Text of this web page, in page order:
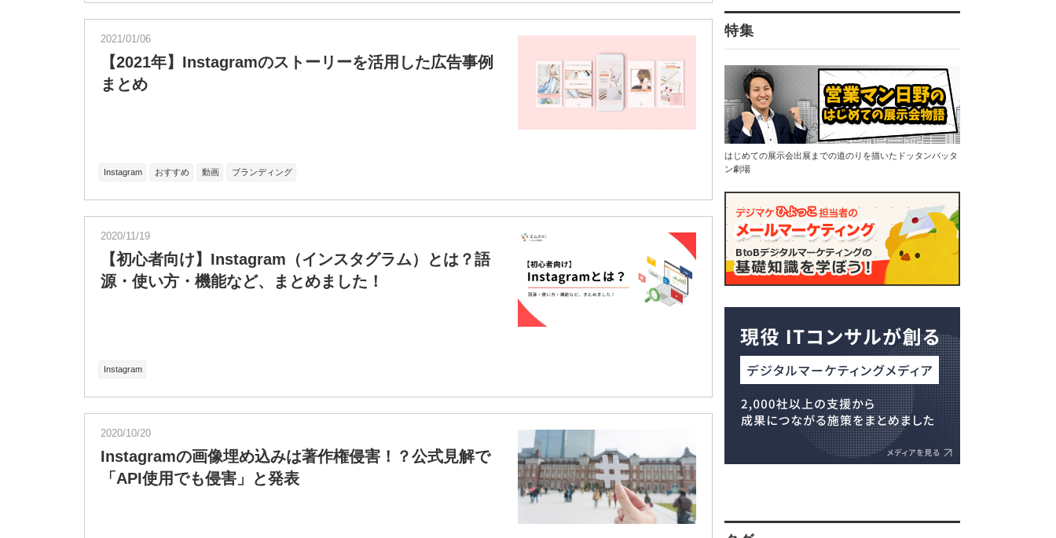
2021/01/06
【2021年】Instagramのストーリーを活用した広告事例
まとめ
Instagram おすすめ 動画 ブランディング
2020/11/19
【初心者向け】Instagram（インスタグラム）とは？語
源・使い方・機能など、まとめました！
Instagram
2020/10/20
Instagramの画像埋め込みは著作権侵害！？公式見解で
「API使用でも侵害」と発表
特集
はじめての展示会出展までの道のりを描いたドッタンバッタ
ン劇場